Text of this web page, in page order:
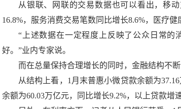
从银联、网联的交易数据也可以看出，移
16.8%，服务消费交易笔数同比增长8.6%，医疗
“上述数据在一定程度上反映了公众日常的
好。”业内专家说。
而在总量保持合理增长的同时，金融结构不
从结构上看，1月末普惠小微贷款余额为
余额为60.03万亿元，同比增长9.2%，以上贷款增